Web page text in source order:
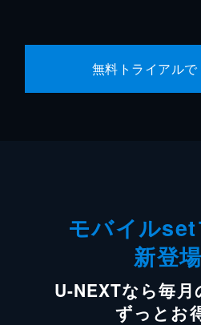
無料トライアルで
モバイル
新登場
U-NEXTなら毎
ずっとお